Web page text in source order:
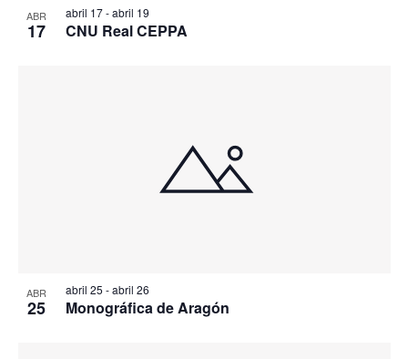
ABR
17
abril 17-abril 19
CNU Real CEPPA
ABR
25
abril 25 -abril 26
Monográfica de Aragón